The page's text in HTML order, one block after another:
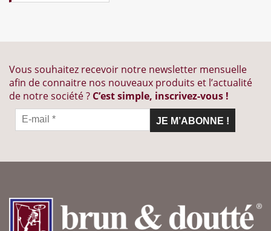
Vous souhaitez recevoir notre newsletter mensuelle
afin de connaitre nos nouveaux produits et l’actualité
de notre société ? C’est simple, inscrivez-vous !